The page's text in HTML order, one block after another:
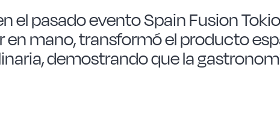
el pasado evento Spain Fusion
en mano, transformó el producto
demostrando que la